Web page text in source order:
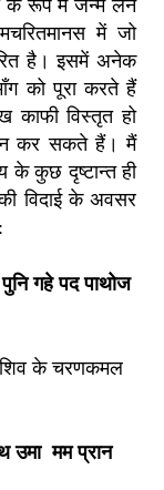
के रूप में जन्म लेने
में जो
है। इसमें अनेक
को पूरा करते हैं
विस्तृत हो
कर सकते हैं। मैं
के कुछ दृष्टान्त ही
विदाई के अवसर
पुनि गहे पद पाथोज
शिव के चरणकमल
उमा मम प्रान